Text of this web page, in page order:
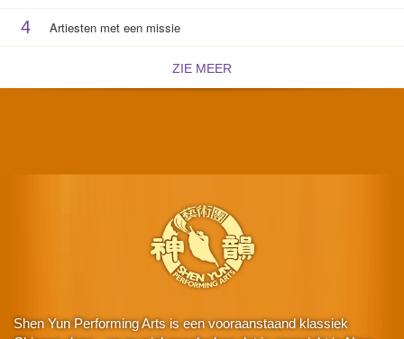
4 Artiesten met een missie
ZIE MEER
Shen Yun Performing Arts is een vooraanstaand klassiek